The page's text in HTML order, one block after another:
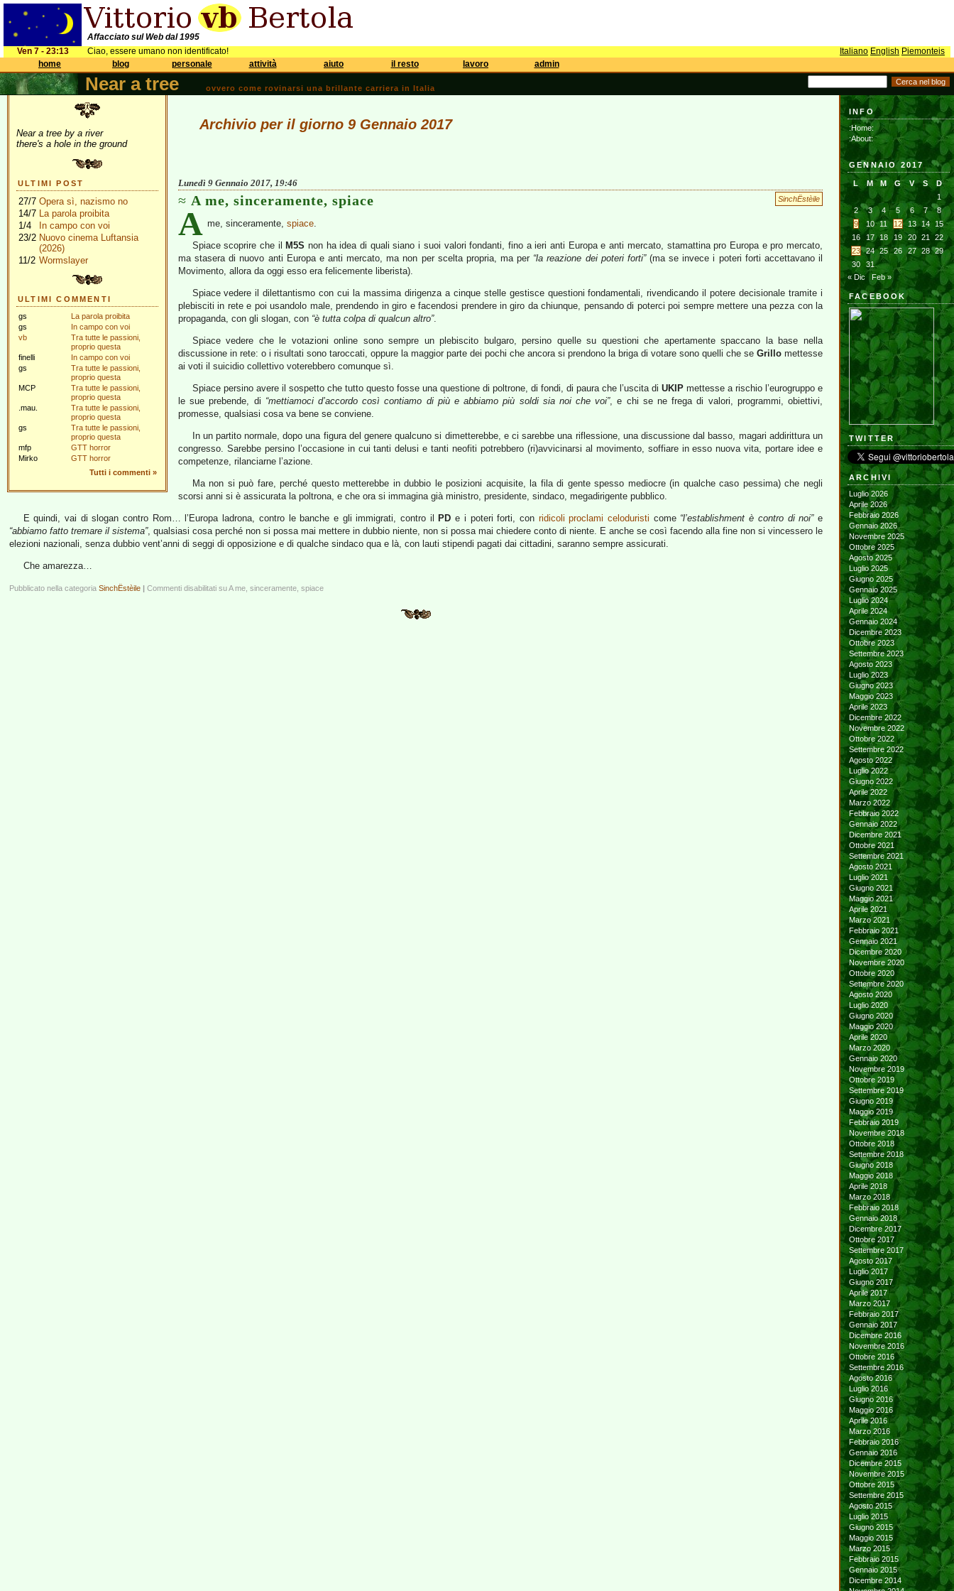
Affacciato sul Web dal 1995
Ven 7 - 23:13
Ciao, essere umano non identificato! Italiano English Piemonteis
home
blog personale attività aiuto il resto lavoro admin
Near a tree ovvero come rovinarsi una brillante carriera in Italia
Near a tree by a river
there's a hole in the ground
ULTIMI POST
27/7 Opera sì, nazismo no
14/7 La parola proibita
1/4
In campo con voi
23/2 Nuovo cinema Luftansia
(2026)
11/2 Wormslayer
ULTIMI COMMENTI
gs
La parola proibita
gs
In campo con voi
vb
Tra tutte le passioni,
proprio questa
finelli
In campo con voi
gs
Tra tutte le passioni,
proprio questa
MCP
Tra tutte le passioni,
proprio questa
.mau.
Tra tutte le passioni,
proprio questa
gs
Tra tutte le passioni,
proprio questa
mfp
GTT horror
Mirko
GTT horror
Tutti i commenti »
Archivio per il giorno 9 Gennaio 2017
Lunedì 9 Gennaio 2017, 19:46
SinchËstèile
A me, sinceramente, spiace
A me, sinceramente, spiace.
Spiace scoprire che il M5S non ha idea di quali siano i suoi valori fondanti, fino a ieri anti Europa e anti mercato, stamattina pro Europa e pro mercato,
ma stasera di nuovo anti Europa e anti mercato, ma non per scelta propria, ma per “la reazione dei poteri forti”(ma se invece i poteri forti accettavano il
Movimento, allora da oggi esso era felicemente liberista).
Spiace vedere il dilettantismo con cui la massima dirigenza a cinque stelle gestisce questioni fondamentali, rivendicando il potere decisionale tramite i
plebisciti in rete e poi usandolo male, prendendo in giro e facendosi prendere in giro da chiunque, pensando di poterci poi sempre mettere una pezza con la
propaganda, con gli slogan, con “è tutta colpa di qualcun altro”.
Spiace vedere che le votazioni online sono sempre un plebiscito bulgaro, persino quelle su questioni che apertamente spaccano la base nella
discussione in rete: o i risultati sono taroccati, oppure la maggior parte dei pochi che ancora si prendono la briga di votare sono quelli che se Grillo mettesse
ai voti il suicidio collettivo voterebbero comunque sì.
Spiace persino avere il sospetto che tutto questo fosse una questione di poltrone, di fondi, di paura che l’uscita di UKIPmettesse a rischio l’eurogruppo e
le sue prebende, di “mettiamoci d’accordo così contiamo di più e abbiamo più soldi sia noi che voi”, e chi se ne frega di valori, programmi, obiettivi,
promesse, qualsiasi cosa va bene se conviene.
In un partito normale, dopo una figura del genere qualcuno si dimetterebbe, e ci sarebbe una riflessione, una discussione dal basso, magari addirittura un
congresso. Sarebbe persino l’occasione in cui tanti delusi e tanti neofiti potrebbero (ri)avvicinarsi al movimento, soffiare in esso nuova vita, portare idee e
competenze, rilanciarne l’azione.
Ma non si può fare, perché questo metterebbe in dubbio le posizioni acquisite, la fila di gente spesso mediocre (in qualche caso pessima) che negli
scorsi anni si è assicurata la poltrona, e che ora si immagina già ministro, presidente, sindaco, megadirigente pubblico.
E quindi, vai di slogan contro Rom… l’Europa ladrona, contro le banche e gli immigrati, contro il PD e i poteri forti, con ridicoli proclami celoduristi come “l’establishment è contro di noi”e
“abbiamo fatto tremare il sistema”, qualsiasi cosa perché non si possa mai mettere in dubbio niente, non si possa mai chiedere conto di niente. E anche se così facendo alla fine non si vincessero le
elezioni nazionali, senza dubbio vent’anni di seggi di opposizione e di qualche sindaco qua e là, con lauti stipendi pagati dai cittadini, saranno sempre assicurati.
Che amarezza…
Pubblicato nella categoria SinchËstèile | Commenti disabilitati su A me, sinceramente, spiace
INFO
:Home:
:About:
GENNAIO 2017
L M M G V S
D
1
2
3 4 5 6 7
8
9
10 11 12 13 14
15
16
17 18 19 20 21
22
23
24 25 26 27 28
29
30
31
« Dic
Feb »
FACEBOOK
TWITTER
ARCHIVI
Luglio 2026
Aprile 2026
Febbraio 2026
Gennaio 2026
Novembre 2025
Ottobre 2025
Agosto 2025
Luglio 2025
Giugno 2025
Gennaio 2025
Luglio 2024
Aprile 2024
Gennaio 2024
Dicembre 2023
Ottobre 2023
Settembre 2023
Agosto 2023
Luglio 2023
Giugno 2023
Maggio 2023
Aprile 2023
Dicembre 2022
Novembre 2022
Ottobre 2022
Settembre 2022
Agosto 2022
Luglio 2022
Giugno 2022
Aprile 2022
Marzo 2022
Febbraio 2022
Gennaio 2022
Dicembre 2021
Ottobre 2021
Settembre 2021
Agosto 2021
Luglio 2021
Giugno 2021
Maggio 2021
Aprile 2021
Marzo 2021
Febbraio 2021
Gennaio 2021
Dicembre 2020
Novembre 2020
Ottobre 2020
Settembre 2020
Agosto 2020
Luglio 2020
Giugno 2020
Maggio 2020
Aprile 2020
Marzo 2020
Gennaio 2020
Novembre 2019
Ottobre 2019
Settembre 2019
Giugno 2019
Maggio 2019
Febbraio 2019
Novembre 2018
Ottobre 2018
Settembre 2018
Giugno 2018
Maggio 2018
Aprile 2018
Marzo 2018
Febbraio 2018
Gennaio 2018
Dicembre 2017
Ottobre 2017
Settembre 2017
Agosto 2017
Luglio 2017
Giugno 2017
Aprile 2017
Marzo 2017
Febbraio 2017
Gennaio 2017
Dicembre 2016
Novembre 2016
Ottobre 2016
Settembre 2016
Agosto 2016
Luglio 2016
Giugno 2016
Maggio 2016
Aprile 2016
Marzo 2016
Febbraio 2016
Gennaio 2016
Dicembre 2015
Novembre 2015
Ottobre 2015
Settembre 2015
Agosto 2015
Luglio 2015
Giugno 2015
Maggio 2015
Marzo 2015
Febbraio 2015
Gennaio 2015
Dicembre 2014